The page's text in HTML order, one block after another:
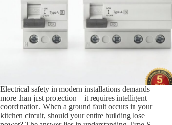
Electrical safety in modern installations demands
more than just protection—it requires intelligent
coordination. When a ground fault occurs in your
kitchen circuit, should your entire building lose